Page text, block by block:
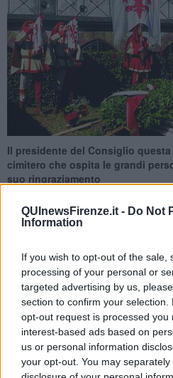
QUInewsFirenze.it - Do Not
Information
If you wish to opt-out of the sale,
processing of your personal or
targeted advertising by us,
section to confirm your
opt-out request is processed you
interest-based ads based on
us or personal information
your opt-out. You may
Il presidente del Consiglio
cimitero che ospita le grandi
suo ringraziamento
FIRENZE —Ventuno anni fa
parole del presidentel’omaggio
della Toscana allo statista che il
90 anni.
Giani ha richiamato “il
giornalista e primo Premier non
Repubblica Italiana, oltreché
Interim, Ministro della Difesa e
Senato. Fondamentale fu il